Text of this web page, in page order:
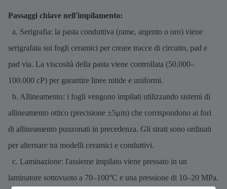
Passaggi chiave nell'impilamento:
a. Serigrafia: la pasta conduttiva (rame, argento o oro) viene
serigrafata sui fogli ceramici per creare tracce di circuito, pad e
pad via. La viscosità della pasta viene controllata (50.000–
100.000 cP) per garantire linee nitide e uniformi.
b. Allineamento: i fogli vengono impilati utilizzando sistemi di
allineamento ottico (precisione ±5μm) che corrispondono ai fori
di allineamento punzonati in precedenza. Gli strati sono ordinati
per alternare tra modelli ceramici e conduttivi.
c. Laminazione: l'assieme impilato viene pressato in un
laminatore sottovuoto a 70–100°C e una pressione di 10–20 MPa.